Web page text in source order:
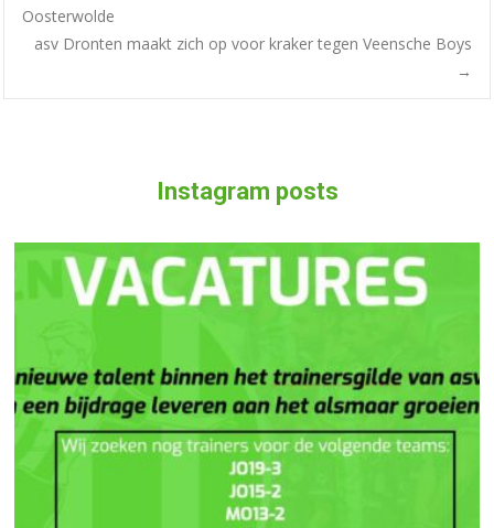
Oosterwolde
asv Dronten maakt zich op voor kraker tegen Veensche Boys
→
Instagram posts